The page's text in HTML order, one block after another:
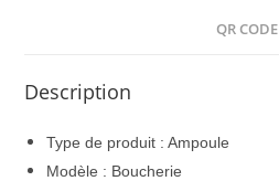
QR CODE
Description
Type de produit : Ampoule
Modèle : Boucherie